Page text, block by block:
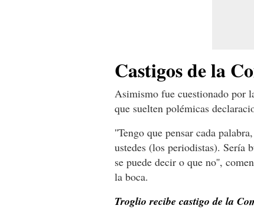
Castigos de la
Asimismo fue cuestionado por
que suelten polémicas
''Tengo que pensar cada
ustedes (los periodistas). Sería
se puede decir o que no'',
la boca.
Troglio recibe castigo de la